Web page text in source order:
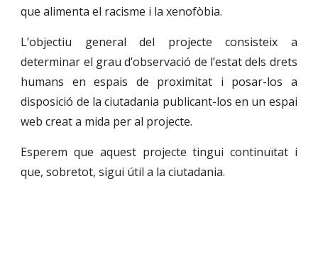
que alimenta el racisme i la xenofòbia.
L’objectiu general del projecte consisteix a
determinar el grau d’observació de l’estat dels drets
humans en espais de proximitat i posar-los a
disposició de la ciutadania publicant-los en un espai
web creat a mida per al projecte.
Esperem que aquest projecte tingui continuïtat i
que, sobretot, sigui útil a la ciutadania.